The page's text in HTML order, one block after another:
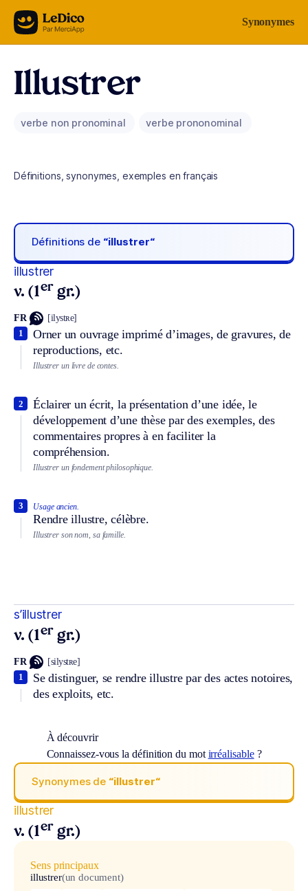
Aller au contenu Synonymes
Illustrer
verbe non pronominal verbe prononominal
Définitions, synonymes, exemples en français
Définitions de “illustrer“
illustrer
v. (1er gr.)
FR [ilystʀe]
Orner un ouvrage imprimé d’images, de gravures, de
reproductions, etc.
1
Illustrer un livre de contes.
Éclairer un écrit, la présentation d’une idée, le
développement d’une thèse par des exemples, des
commentaires propres à en faciliter la
compréhension.
2
Illustrer un fondement philosophique.
Usage ancien.
Rendre illustre, célèbre.
3
Illustrer son nom, sa famille.
s’illustrer
v. (1er gr.)
FR [silystʀe]
Se distinguer, se rendre illustre par des actes notoires,
des exploits, etc.
1
À découvrir
Connaissez-vous la définition du mot irréalisable?
Synonymes de “illustrer“
illustrer
v. (1er gr.)
Sens principaux
illustrer(un document)